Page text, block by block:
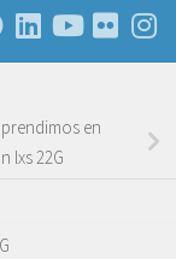
en
lxs 22G